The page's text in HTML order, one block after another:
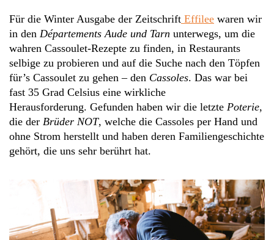
Für die Winter Ausgabe der Zeitschrift Effilee waren wir
in den Départements Aude und Tarn unterwegs, um die
wahren Cassoulet-Rezepte zu finden, in Restaurants
selbige zu probieren und auf die Suche nach den Töpfen
für’s Cassoulet zu gehen – den Cassoles. Das war bei
fast 35 Grad Celsius eine wirkliche
Herausforderung. Gefunden haben wir die letzte Poterie,
die der Brüder NOT, welche die Cassoles per Hand und
ohne Strom herstellt und haben deren Familiengeschichte
gehört, die uns sehr berührt hat.